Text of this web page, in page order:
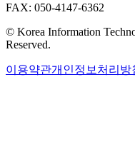
FAX: 050-4147-6362
© Korea Information
Reserved.
이용약관개인정보처리방